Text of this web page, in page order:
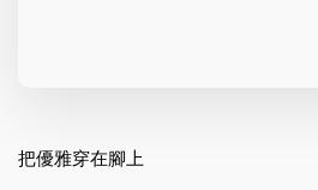
把優雅穿在腳上